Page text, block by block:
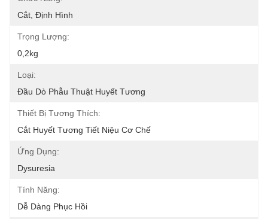
Cắt, Định Hình
Trọng Lượng:
0,2kg
Loại:
Đầu Dò Phẫu Thuật Huyết Tương
Thiết Bị Tương Thích:
Cắt Huyết Tương Tiết Niệu Cơ Chế
Ứng Dụng:
Dysuresia
Tính Năng:
Dễ Dàng Phục Hồi